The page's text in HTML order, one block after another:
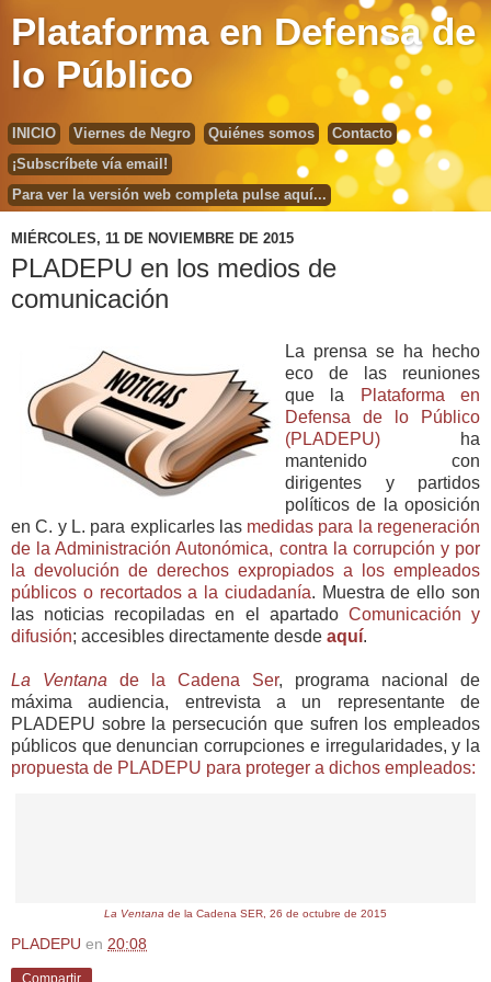
Plataforma en Defensa de
lo Público
INICIO Viernes de Negro Quiénes somos
Contacto
¡Subscríbete vía email!
Para ver la versión web completa pulse aquí...
MIÉRCOLES, 11 DE NOVIEMBRE DE 2015
PLADEPU en los medios de
comunicación
La prensa se ha hecho
eco de las reuniones
que la
Plataforma en
Defensa de lo Público
(PLADEPU) ha
mantenido con
dirigentes y partidos
políticos de la oposición
en C. y L. para explicarles las medidas para la regeneración
de la Administración Autonómica, contra la corrupción y por
la devolución de derechos expropiados a los empleados
públicos o recortados a la ciudadanía. Muestra de ello son
las noticias recopiladas en el apartado Comunicación y
difusión; accesibles directamente desde aquí.
La Ventana de la Cadena Ser, programa nacional de
máxima audiencia, entrevista a un representante de
PLADEPU sobre la persecución que sufren los empleados
públicos que denuncian corrupciones e irregularidades, y la
propuesta de PLADEPU para proteger a dichos empleados:
La Ventana de la Cadena SER, 26 de octubre de 2015
PLADEPU en 20:08
Compartir